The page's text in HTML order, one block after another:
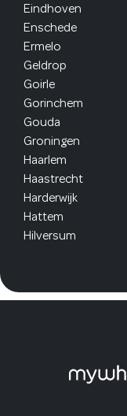
Eindhoven
Enschede
Ermelo
Geldrop
Goirle
Gorinchem
Gouda
Groningen
Haarlem
Haastrecht
Harderwijk
Hattem
Hilversum